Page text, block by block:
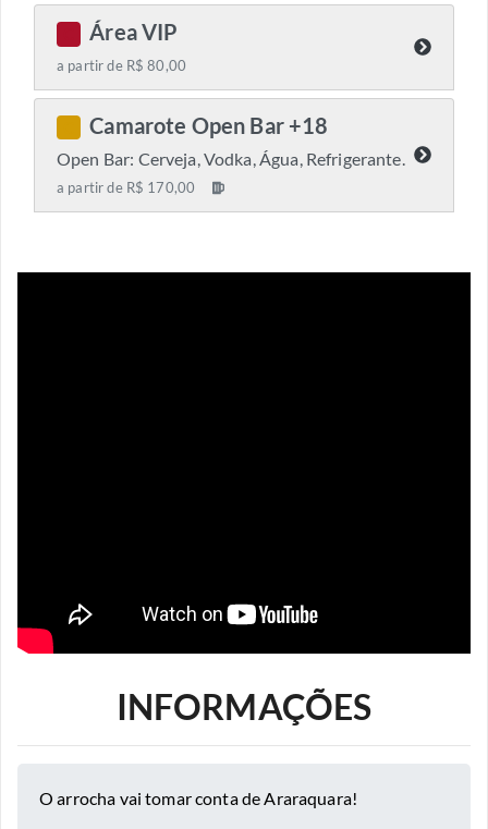
Área VIP
a partir de R$ 80,00
Camarote Open Bar +18
Open Bar: Cerveja, Vodka, Água, Refrigerante.
a partir de R$ 170,00
INFORMAÇÕES
O arrocha vai tomar conta de Araraquara!